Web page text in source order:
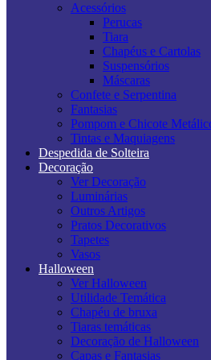
Acessórios
Perucas
Tiara
Chapéus e Cartolas
Suspensórios
Máscaras
Confete e Serpentina
Fantasias
Pompom e Chicote
Tintas e Maquiagens
Despedida de Solteira
Decoração
Ver Decoração
Luminárias
Outros Artigos
Pratos Decorativos
Tapetes
Vasos
Halloween
Ver Halloween
Utilidade Temática
Chapéu de bruxa
Tiaras temáticas
Decoração de Halloween
Capas e Fantasias